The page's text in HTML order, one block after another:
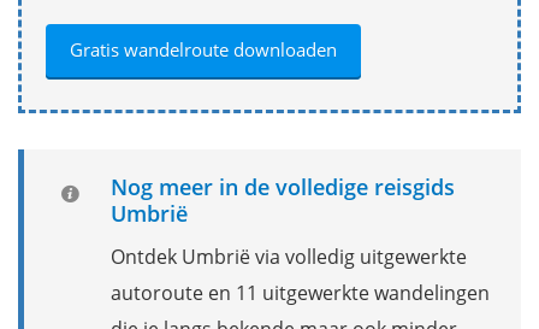
Nog meer in de volledige reisgids
Umbrië
Ontdek Umbrië via volledig uitgewerkte
autoroute en 11 uitgewerkte wandelingen